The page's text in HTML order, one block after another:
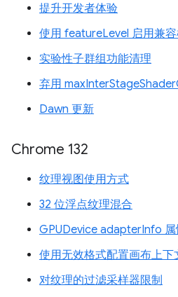
提升开发者体验
使用 featureLevel 启用兼
实验性子群组功能清理
弃用
Dawn 更新
Chrome 132
纹理视图使用方式
32 位浮点纹理混合
GPUDevice adapterInfo 属
使用无效格式配置画布上
对纹理的过滤采样器限制